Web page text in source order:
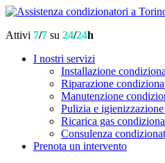
Attivi 7/7 su 24/24h
I nostri servizi
Installazione
Riparazione
Manutenzione
Pulizia e
Ricarica gas
Consulenza
Prenota un intervento